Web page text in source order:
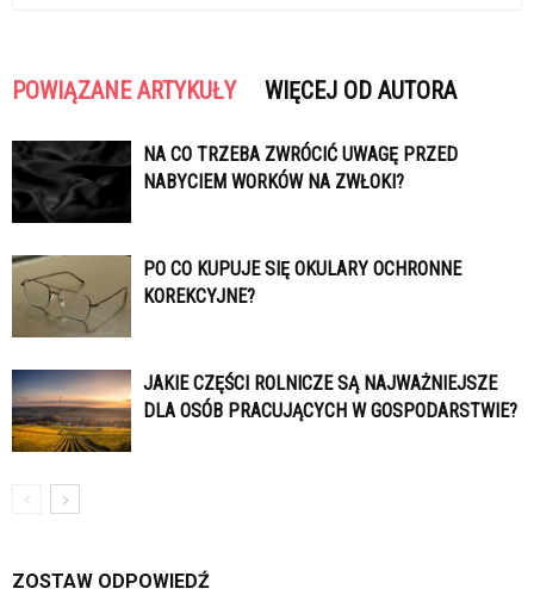
POWIĄZANE ARTYKUŁY WIĘCEJ OD AUTORA
NA CO TRZEBA ZWRÓCIĆ UWAGĘ PRZED
NABYCIEM WORKÓW NA ZWŁOKI?
PO CO KUPUJE SIĘ OKULARY OCHRONNE
KOREKCYJNE?
JAKIE CZĘŚCI ROLNICZE SĄ NAJWAŻNIEJSZE
DLA OSÓB PRACUJĄCYCH W GOSPODARSTWIE?
ZOSTAW ODPOWIEDŹ